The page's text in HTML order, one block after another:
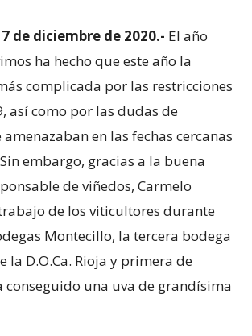
de diciembre de 2020.- El año
ha hecho que este año la
complicada por las restricciones
así como por las dudas de
en las fechas cercanas
embargo, gracias a la buena
de viñedos, Carmelo
de los viticultores durante
Montecillo, la tercera bodega
la D.O.Ca. Rioja y primera de
conseguido una uva de grandísima